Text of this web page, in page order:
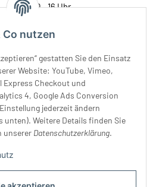
Co nutzen
gestatten Sie den Einsatz
Website: YouTube, Vimeo,
Express Checkout und
4, Google Ads Conversion
jederzeit ändern
Weitere Details finden Sie
unserer Datenschutzerklärung.
10 - 16 Uhr
10 - 18 Uhr
10 - 14 Uhr